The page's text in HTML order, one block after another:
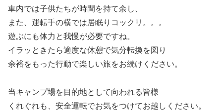
車内では子供たちが時間を持て余し、
また、運転手の横では居眠りコックリ。。。
遊ぶにも体力と我慢が必要ですね。
イラッときたら適度な休憩で気分転換を図り
余裕をもった行動で楽しい旅をお続けください。
当キャンプ場を目的地として向われる皆様
くれぐれも、安全運転でお気をつけてお越しください。